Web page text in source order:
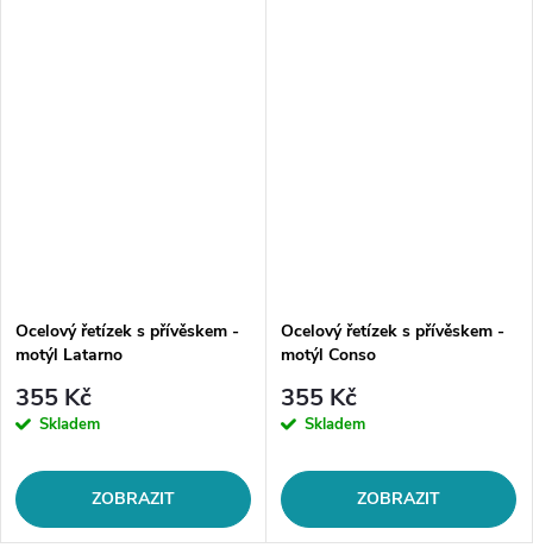
Ocelový řetízek s přívěskem -
motýl Latarno
355 Kč
Skladem
ZOBRAZIT
Ocelový řetízek s přívěskem -
motýl Conso
355 Kč
Skladem
ZOBRAZIT